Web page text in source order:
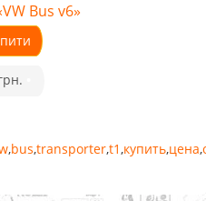
Bus v6»
,bus,transporter,t1,купить,цена,